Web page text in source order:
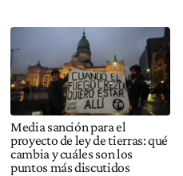
Media sanción para el
proyecto de ley de tierras: qué
cambia y cuáles son los
puntos más discutidos